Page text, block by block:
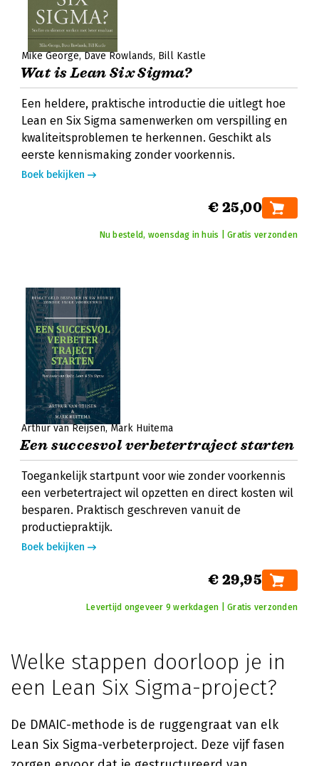
Mike George Dave Rowlands Bill Kastle
Wat is Lean Six Sigma?
Een heldere, praktische introductie die uitlegt hoe
Lean en Six Sigma samenwerken om verspilling en
kwaliteitsproblemen te herkennen. Geschikt als
eerste kennismaking zonder voorkennis.
Boek bekijken
€ 25,00
Nu besteld, woensdag in huis | Gratis verzonden
Arthur van Reijsen Mark Huitema
Een succesvol verbetertraject starten
Toegankelijk startpunt voor wie zonder voorkennis
een verbetertraject wil opzetten en direct kosten wil
besparen. Praktisch geschreven vanuit de
productiepraktijk.
Boek bekijken
€ 29,95
Levertijd ongeveer 9 werkdagen | Gratis verzonden
Welke stappen doorloop je in
een Lean Six Sigma-project?
De DMAIC-methode is de ruggengraat van elk
Lean Six Sigma-verbeterproject. Deze vijf fasen